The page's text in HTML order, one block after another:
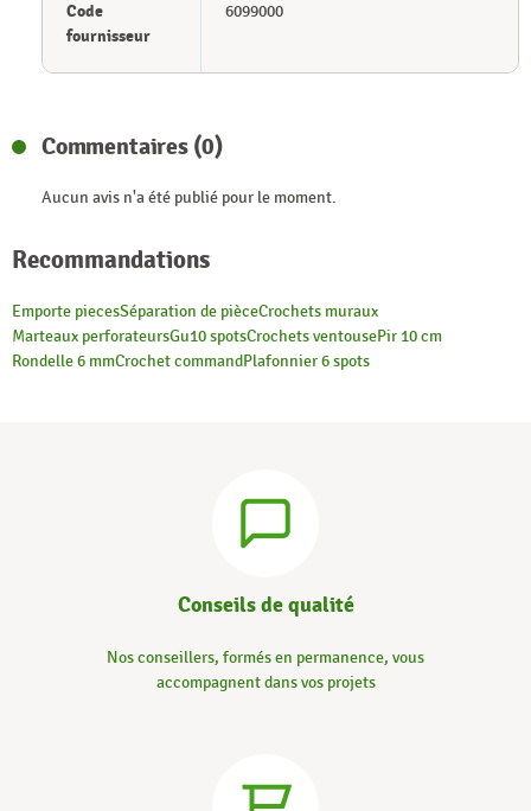
Code
fournisseur
6099000
Commentaires (0)
Aucun avis n'a été publié pour le moment.
Recommandations
Emporte piecesSéparation de pièceCrochets muraux
Marteaux perforateursGu10 spotsCrochets ventousePir 10 cm
Rondelle 6 mmCrochet commandPlafonnier 6 spots
Conseils de qualité
Nos conseillers, formés en permanence, vous
accompagnent dans vos projets